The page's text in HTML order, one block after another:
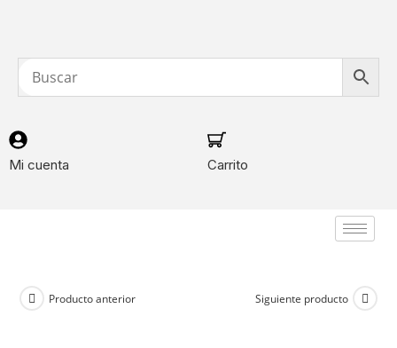
Mi cuenta Carrito
Producto anterior Siguiente producto